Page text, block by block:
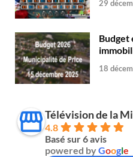
29
Budget
18
Télévision de la
4.8
Basé sur 6 avis
powered byGoogle